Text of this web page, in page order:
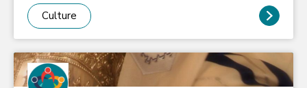
Culture